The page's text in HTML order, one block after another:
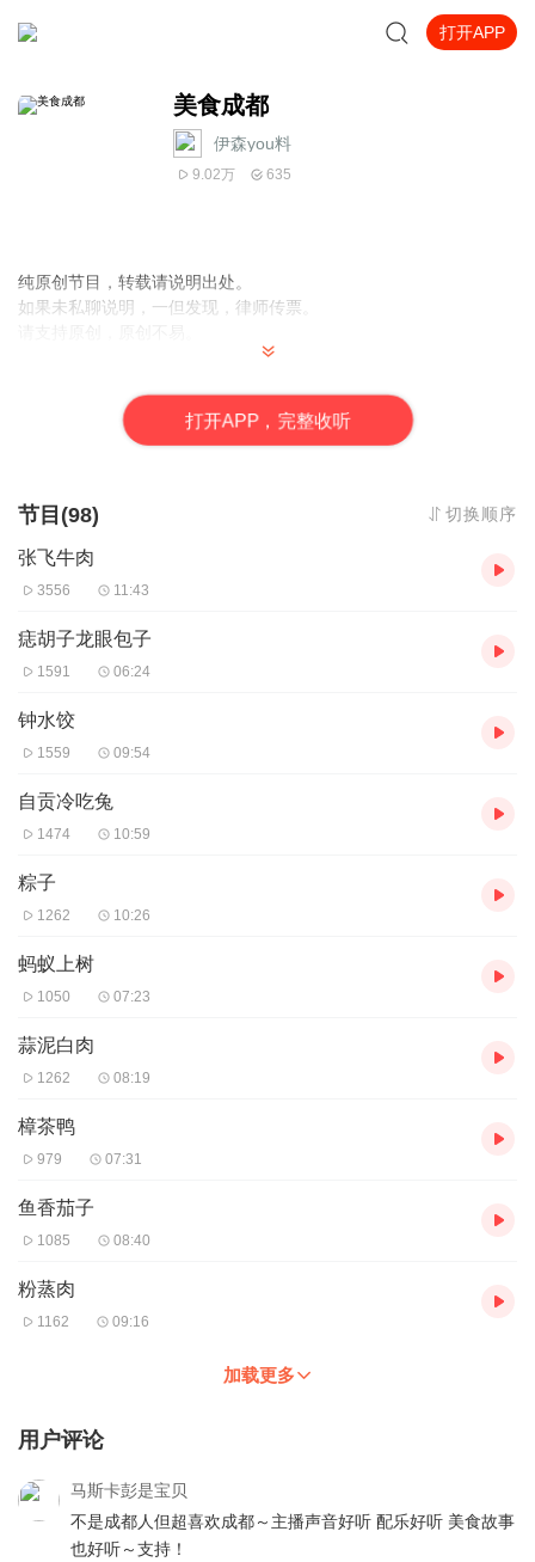
打开APP
美食成都
伊森you料
9.02万 635
纯原创节目，转载请说明出处。
如果未私聊说明，一但发现，律师传票。
打开APP，完整收听
节目(98) 切换顺序
张飞牛肉
3556 11:43
痣胡子龙眼包子
1591 06:24
钟水饺
1559 09:54
自贡冷吃兔
1474 10:59
粽子
1262 10:26
蚂蚁上树
1050 07:23
蒜泥白肉
1262 08:19
樟茶鸭
979 07:31
鱼香茄子
1085 08:40
粉蒸肉
1162 09:16
加载更多
用户评论
马斯卡彭是宝贝
不是成都人但超喜欢成都～主播声音好听 配乐好听 美食故事
也好听～支持！